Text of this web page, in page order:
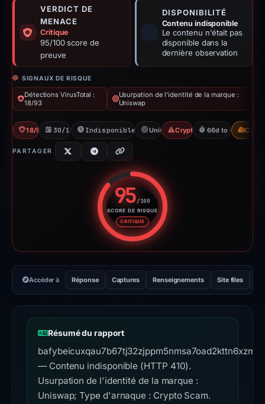
VERDICT DE
MENACE
Critique
95/100 score de
preuve
DISPONIBILITÉ
Contenu indisponible
Le contenu n'était pas
disponible dans la
dernière observation
SIGNAUX DE RISQUE
Détections VirusTotal :
18/93
Usurpation de l'identité de la marque :
Uniswap
18/93 VT30/12/2025Indisponible depuis 06/06/2026
UniswapCrypto Scam66d to CDN
PARTAGER
95/100
SCORE DE RISQUE
CRITIQUE
Score de risque : 95 sur
Accéder à Réponse Captures Renseignements Site files
Résumé du rapport
— Contenu indisponible (HTTP 410).
Usurpation de l'identité de la marque :
Uniswap; Type d'arnaque : Crypto Scam.